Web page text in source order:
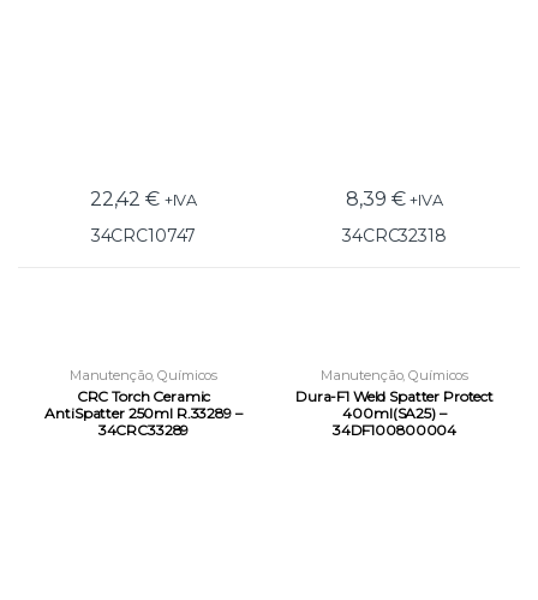
22,42 € +IVA
34CRC10747
8,39 € +IVA
34CRC32318
Manutenção,Químicos
Técnicos, Soldadura
CRC Torch Ceramic
AntiSpatter 250ml R.33289 –
34CRC33289
Manutenção,Químicos
Técnicos, Soldadura
Dura-F1 Weld Spatter Protect
400ml(SA25) –
34DF100800004